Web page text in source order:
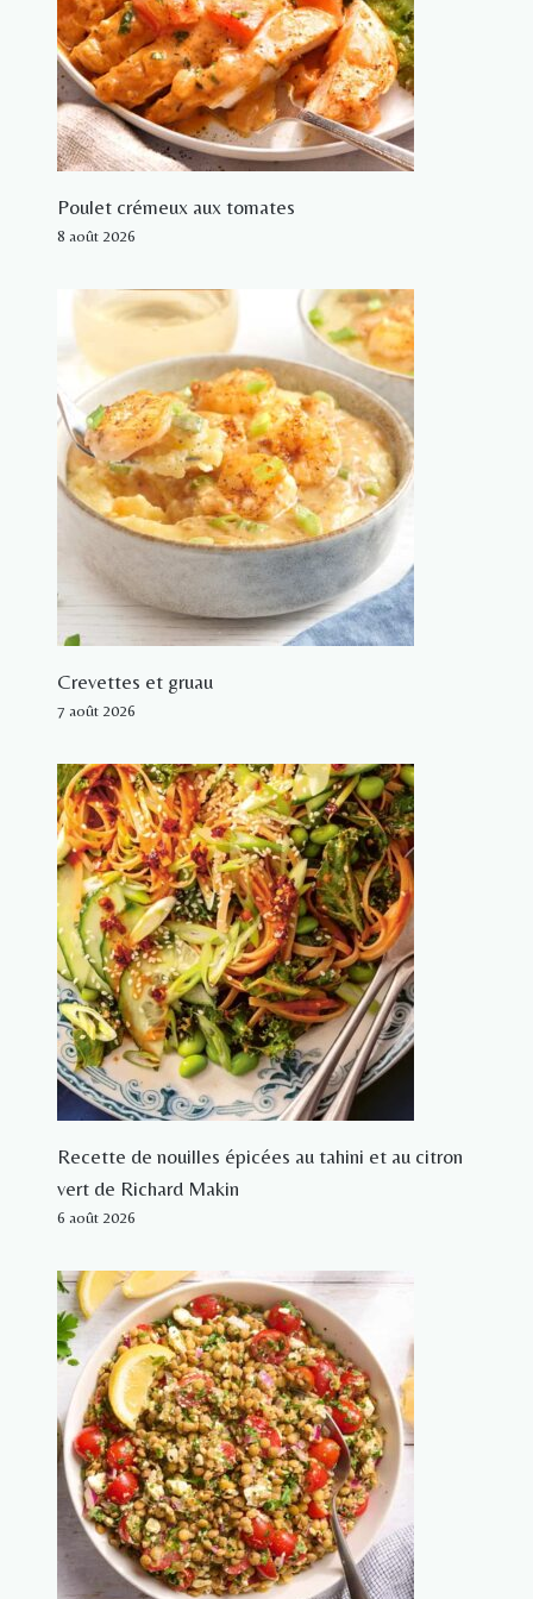
Poulet crémeux aux tomates
8 août 2026
Crevettes et gruau
7 août 2026
Recette de nouilles épicées au tahini et au citron
vert de Richard Makin
6 août 2026